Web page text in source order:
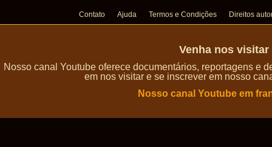
Contato Ajuda Termos e Condições Direitos
Venha nos
Nosso canal Youtube oferece documentários, reportagens e
em nos visitar e se inscrever em nosso
Nosso canal Youtube em